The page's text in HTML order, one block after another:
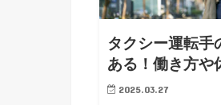
タクシー運転手
ある！働き方や
2025.03.27